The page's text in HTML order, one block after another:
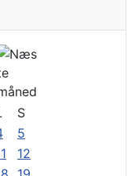
S
5
12